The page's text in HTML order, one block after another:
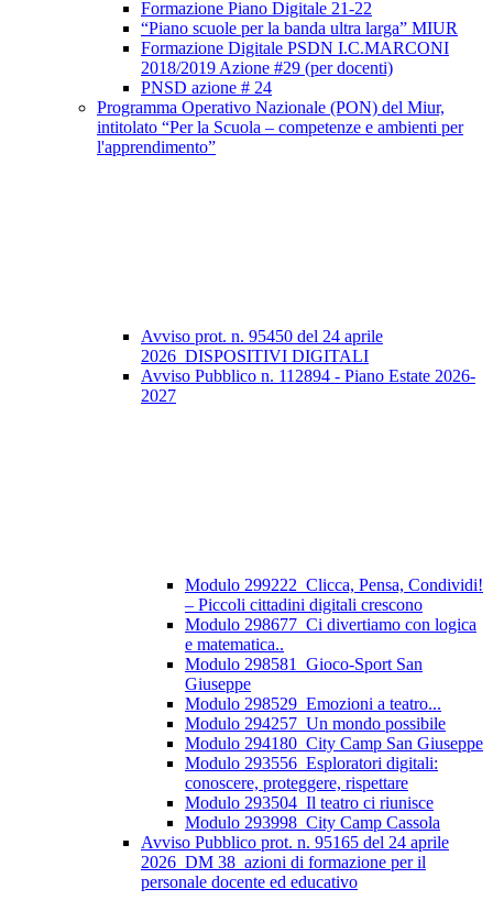
Formazione Piano Digitale 21-22
“Piano scuole per la banda ultra larga” MIUR
Formazione Digitale PSDN I.C.MARCONI
2018/2019 Azione #29 (per docenti)
PNSD azione # 24
Programma Operativo Nazionale (PON) del Miur,
intitolato “Per la Scuola – competenze e ambienti per
l'apprendimento”
Avviso prot. n. 95450 del 24 aprile
2026_DISPOSITIVI DIGITALI
Avviso Pubblico n. 112894 - Piano Estate 2026-
2027
Modulo 299222_Clicca, Pensa, Condividi!
– Piccoli cittadini digitali crescono
Modulo 298677_Ci divertiamo con logica
e matematica..
Modulo 298581_Gioco-Sport San
Giuseppe
Modulo 298529_Emozioni a teatro...
Modulo 294257_Un mondo possibile
Modulo 294180_City Camp San Giuseppe
Modulo 293556_Esploratori digitali:
conoscere, proteggere, rispettare
Modulo 293504_Il teatro ci riunisce
Modulo 293998_City Camp Cassola
Avviso Pubblico prot. n. 95165 del 24 aprile
2026_DM 38_azioni di formazione per il
personale docente ed educativo